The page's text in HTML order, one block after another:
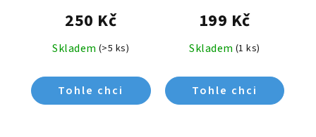
Skladem (>5 ks)
250 Kč
Skladem (1 ks)
199 Kč